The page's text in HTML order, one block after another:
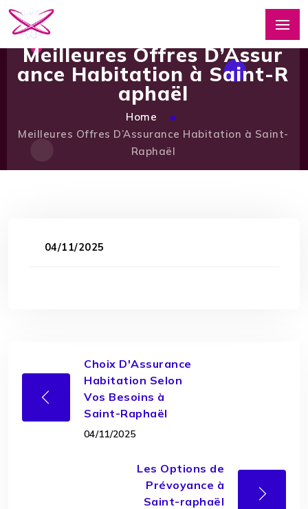
Meilleures Offres D’Assur
ance Habitation à Saint-R
aphaël
Home
Meilleures Offres D’Assurance Habitation à Saint-
Raphaël
04/11/2025
Choix D'Assurance
Habitation Selon
Vos Besoins à
Saint-Raphaël
04/11/2025
Les Options de
Prévoyance à
Saint-raphaël